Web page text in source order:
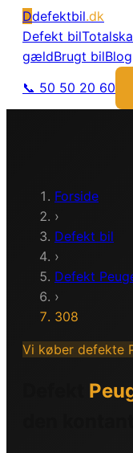
Ddefektbil.dk
Defekt bil
gældBrugt bilBlog
📞 50 50 20 60
Forside
›
Defekt bil
›
Defekt
›
308
Vi køber defekte